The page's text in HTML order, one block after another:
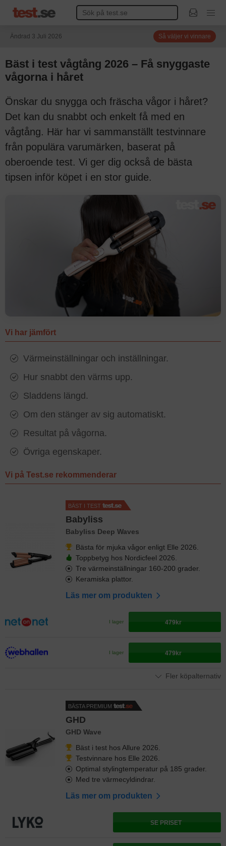
Ändrad 3 Juli 2026 Så väljer vi vinnare
Bäst i test vågtång 2026 – Få snyggaste
vågorna i håret
Önskar du snygga och fräscha vågor i håret?
Det kan du snabbt och enkelt få med en
vågtång. Här har vi sammanställt testvinnare
från populära varumärken, baserat på
oberoende test. Vi ger dig också de bästa
tipsen inför köpet i en stor guide.
Vi har jämfört
Värmeinställningar och inställningar.
Hur snabbt den värms upp.
Sladdens längd.
Om den stänger av sig automatiskt.
Resultat på vågorna.
Övriga egenskaper.
Vi på Test.se rekommenderar
BÄST I TEST
Babyliss
Babyliss Deep Waves
Bästa för mjuka vågor enligt Elle 2026.
Toppbetyg hos Nordicfeel 2026.
Tre värmeinställningar 160-200 grader.
Keramiska plattor.
Läs mer om produkten
I lager 479kr
I lager 479kr
Fler köpalternativ
BÄSTA PREMIUM
GHD
GHD Wave
Bäst i test hos Allure 2026.
Testvinnare hos Elle 2026.
Optimal stylingtemperatur på 185 grader.
Med tre värmecyldindrar.
Läs mer om produkten
SE PRISET